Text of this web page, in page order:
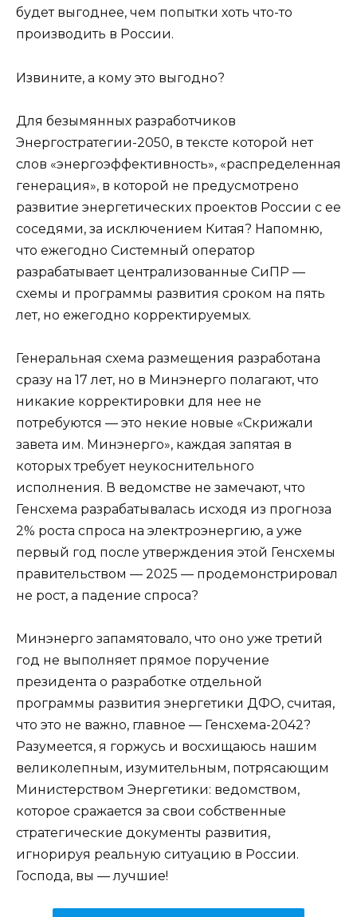
будет выгоднее, чем попытки хоть что-то
производить в России.
Извините, а кому это выгодно?
Для безымянных разработчиков
Энергостратегии-2050, в тексте которой нет
слов «энергоэффективность», «распределенная
генерация», в которой не предусмотрено
развитие энергетических проектов России с ее
соседями, за исключением Китая? Напомню,
что ежегодно Системный оператор
разрабатывает централизованные СиПР —
схемы и программы развития сроком на пять
лет, но ежегодно корректируемых.
Генеральная схема размещения разработана
сразу на 17 лет, но в Минэнерго полагают, что
никакие корректировки для нее не
потребуются — это некие новые «Скрижали
завета им. Минэнерго», каждая запятая в
которых требует неукоснительного
исполнения. В ведомстве не замечают, что
Генсхема разрабатывалась исходя из прогноза
2% роста спроса на электроэнергию, а уже
первый год после утверждения этой Генсхемы
правительством — 2025 — продемонстрировал
не рост, а падение спроса?
Минэнерго запамятовало, что оно уже третий
год не выполняет прямое поручение
президента о разработке отдельной
программы развития энергетики ДФО, считая,
что это не важно, главное — Генсхема-2042?
Разумеется, я горжусь и восхищаюсь нашим
великолепным, изумительным, потрясающим
Министерством Энергетики: ведомством,
которое сражается за свои собственные
стратегические документы развития,
игнорируя реальную ситуацию в России.
Господа, вы — лучшие!